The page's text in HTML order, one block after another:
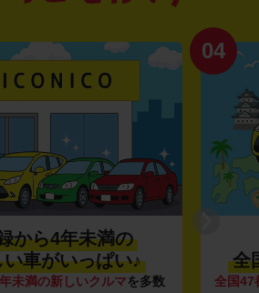
から4年未満の
い車がいっぱい♪
未満の新しいクルマを多数
04
全
全国47